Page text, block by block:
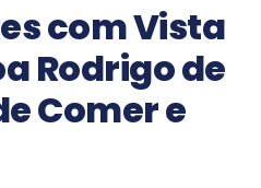
é também um
do Brasil, com
Guia
de Viagem
com Vista
Rodrigo de
Comer e